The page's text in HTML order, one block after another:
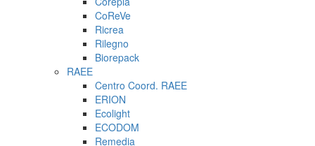
CoReVe
Ricrea
Rilegno
Biorepack
RAEE
Centro Coord. RAEE
ERION
Ecolight
ECODOM
Remedia